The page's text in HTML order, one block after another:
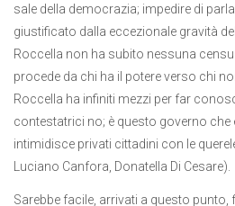
sale della democrazia; impedire di
giustificato dalla eccezionale gravità
Roccella non ha subito nessuna
procede da chi ha il potere verso chi
Roccella ha infiniti mezzi per far
contestatrici no; è questo governo che
intimidisce privati cittadini con le
Luciano Canfora, Donatella Di Cesare).
Sarebbe facile, arrivati a questo punto,